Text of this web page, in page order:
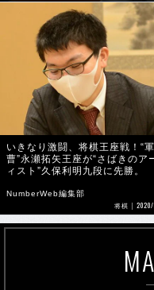
いきなり激闘、将棋王座戦！“軍
曹”永瀬拓矢王座が“さばきのア
ィスト”久保利明九段に先勝。
NumberWeb編集部
将棋